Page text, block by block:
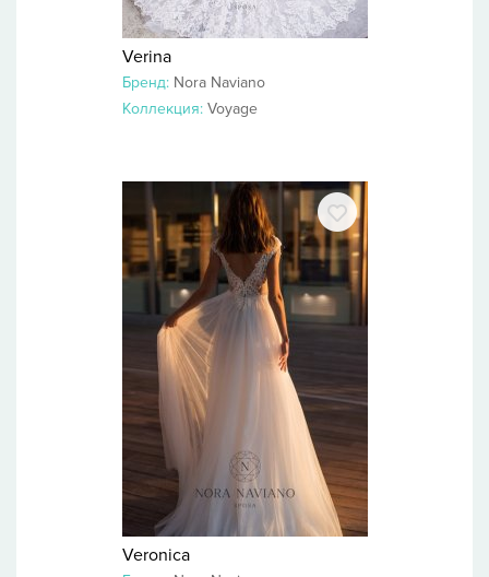
Verina
Бренд: Nora Naviano
Коллекция: Voyage
Veronica